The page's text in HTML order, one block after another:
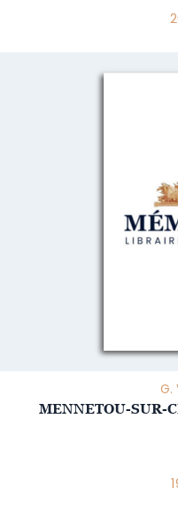
G.
MENNETOU-SUR-